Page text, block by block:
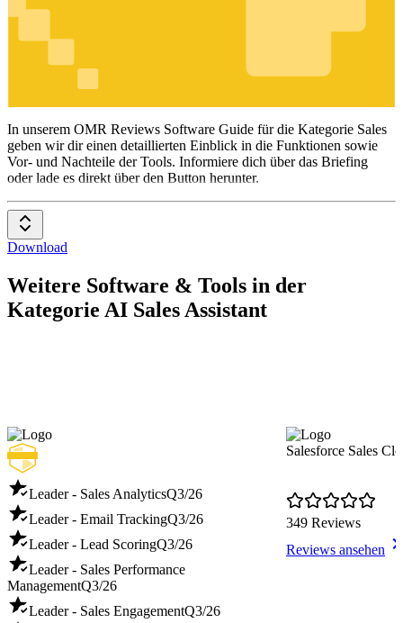
Sales
In unserem OMR Reviews Software Guide für die Kategorie Sales
geben wir dir einen detaillierten Einblick in die Funktionen sowie
Vor- und Nachteile der Tools. Informiere dich über das Briefing
oder lade es direkt über den Button herunter.
Download
Weitere Software & Tools in der
Kategorie AI Sales Assistant
Leader - Sales AnalyticsQ3/26
Leader - Email TrackingQ3/26
Leader - Lead ScoringQ3/26
Leader - Sales Performance
ManagementQ3/26
Leader - Sales EngagementQ3/26
Salesforce Sales
349 Reviews
Reviews ansehen